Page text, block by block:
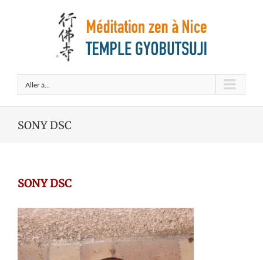
Aller à...
SONY DSC
SONY DSC